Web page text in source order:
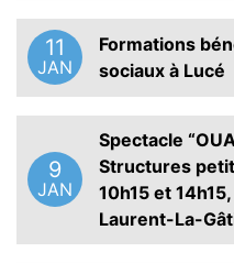
11
JAN
Formations
sociaux à Lucé
9
JAN
Spectacle
Structures
10h15 et
Laurent-La-